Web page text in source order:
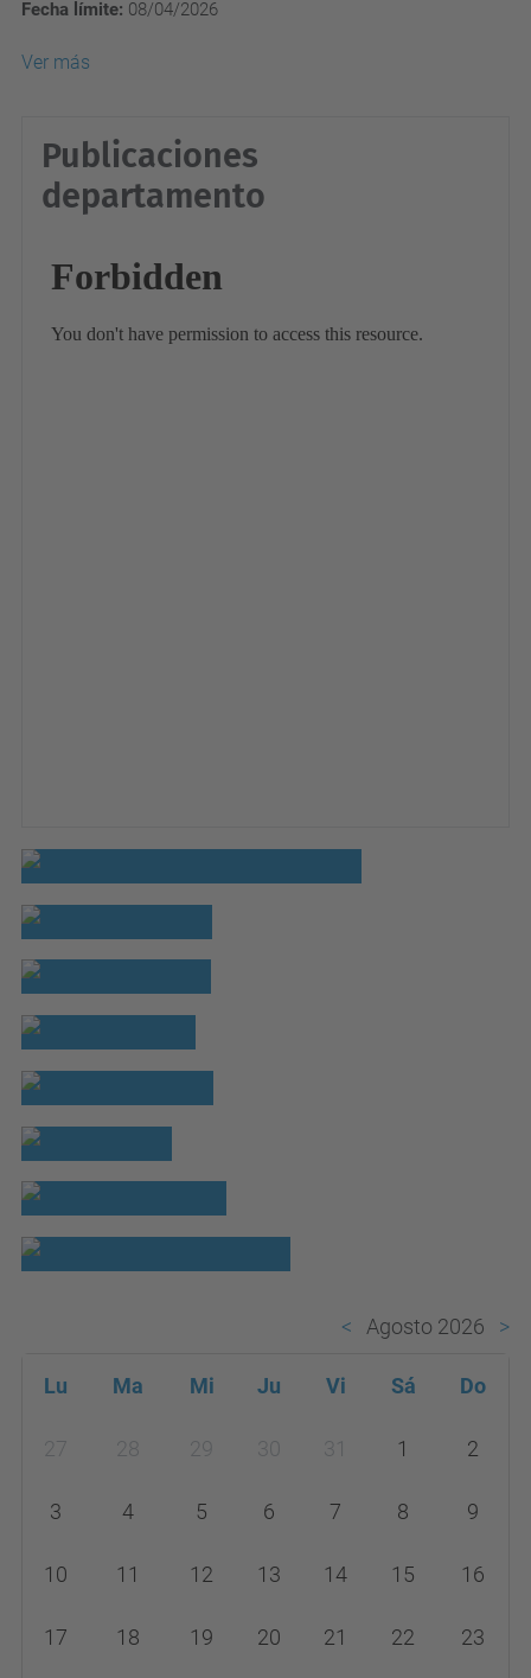
Fecha límite: 08/04/2026
Ver más
Publicaciones
departamento
Agosto 2026
Lu Ma Mi Ju Vi Sá Do
27 28 29 30 31 1 2
3 4 5 6 7 8 9
10 11 12 13 14 15 16
17 18 19 20 21 22 23